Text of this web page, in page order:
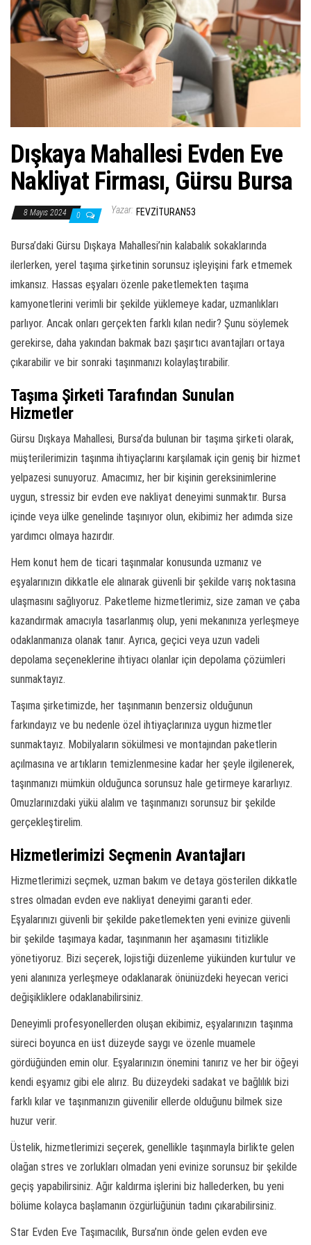
t
i
r
Dışkaya Mahallesi Evden Eve
Nakliyat Firması, Gürsu Bursa
8 Mayıs 2024 0 Yazar: FEVZITURAN53
Bursa’daki Gürsu Dışkaya Mahallesi’nin kalabalık sokaklarında
ilerlerken, yerel taşıma şirketinin sorunsuz işleyişini fark etmemek
imkansız. Hassas eşyaları özenle paketlemekten taşıma
kamyonetlerini verimli bir şekilde yüklemeye kadar, uzmanlıkları
parlıyor. Ancak onları gerçekten farklı kılan nedir? Şunu söylemek
gerekirse, daha yakından bakmak bazı şaşırtıcı avantajları ortaya
çıkarabilir ve bir sonraki taşınmanızı kolaylaştırabilir.
Taşıma Şirketi Tarafından Sunulan
Hizmetler
Gürsu Dışkaya Mahallesi, Bursa’da bulunan bir taşıma şirketi olarak,
müşterilerimizin taşınma ihtiyaçlarını karşılamak için geniş bir hizmet
yelpazesi sunuyoruz. Amacımız, her bir kişinin gereksinimlerine
uygun, stressiz bir evden eve nakliyat deneyimi sunmaktır. Bursa
içinde veya ülke genelinde taşınıyor olun, ekibimiz her adımda size
yardımcı olmaya hazırdır.
Hem konut hem de ticari taşınmalar konusunda uzmanız ve
eşyalarınızın dikkatle ele alınarak güvenli bir şekilde varış noktasına
ulaşmasını sağlıyoruz. Paketleme hizmetlerimiz, size zaman ve çaba
kazandırmak amacıyla tasarlanmış olup, yeni mekanınıza yerleşmeye
odaklanmanıza olanak tanır. Ayrıca, geçici veya uzun vadeli
depolama seçeneklerine ihtiyacı olanlar için depolama çözümleri
sunmaktayız.
Taşıma şirketimizde, her taşınmanın benzersiz olduğunun
farkındayız ve bu nedenle özel ihtiyaçlarınıza uygun hizmetler
sunmaktayız. Mobilyaların sökülmesi ve montajından paketlerin
açılmasına ve artıkların temizlenmesine kadar her şeyle ilgilenerek,
taşınmanızı mümkün olduğunca sorunsuz hale getirmeye kararlıyız.
Omuzlarınızdaki yükü alalım ve taşınmanızı sorunsuz bir şekilde
gerçekleştirelim.
Hizmetlerimizi Seçmenin Avantajları
Hizmetlerimizi seçmek, uzman bakım ve detaya gösterilen dikkatle
stres olmadan evden eve nakliyat deneyimi garanti eder.
Eşyalarınızı güvenli bir şekilde paketlemekten yeni evinize güvenli
bir şekilde taşımaya kadar, taşınmanın her aşamasını titizlikle
yönetiyoruz. Bizi seçerek, lojistiği düzenleme yükünden kurtulur ve
yeni alanınıza yerleşmeye odaklanarak önünüzdeki heyecan verici
değişikliklere odaklanabilirsiniz.
Deneyimli profesyonellerden oluşan ekibimiz, eşyalarınızın taşınma
süreci boyunca en üst düzeyde saygı ve özenle muamele
gördüğünden emin olur. Eşyalarınızın önemini tanırız ve her bir öğeyi
kendi eşyamız gibi ele alırız. Bu düzeydeki sadakat ve bağlılık bizi
farklı kılar ve taşınmanızın güvenilir ellerde olduğunu bilmek size
huzur verir.
Üstelik, hizmetlerimizi seçerek, genellikle taşınmayla birlikte gelen
olağan stres ve zorlukları olmadan yeni evinize sorunsuz bir şekilde
geçiş yapabilirsiniz. Ağır kaldırma işlerini biz hallederken, bu yeni
bölüme kolayca başlamanın özgürlüğünün tadını çıkarabilirsiniz.
Star Evden Eve Taşımacılık, Bursa’nın önde gelen evden eve